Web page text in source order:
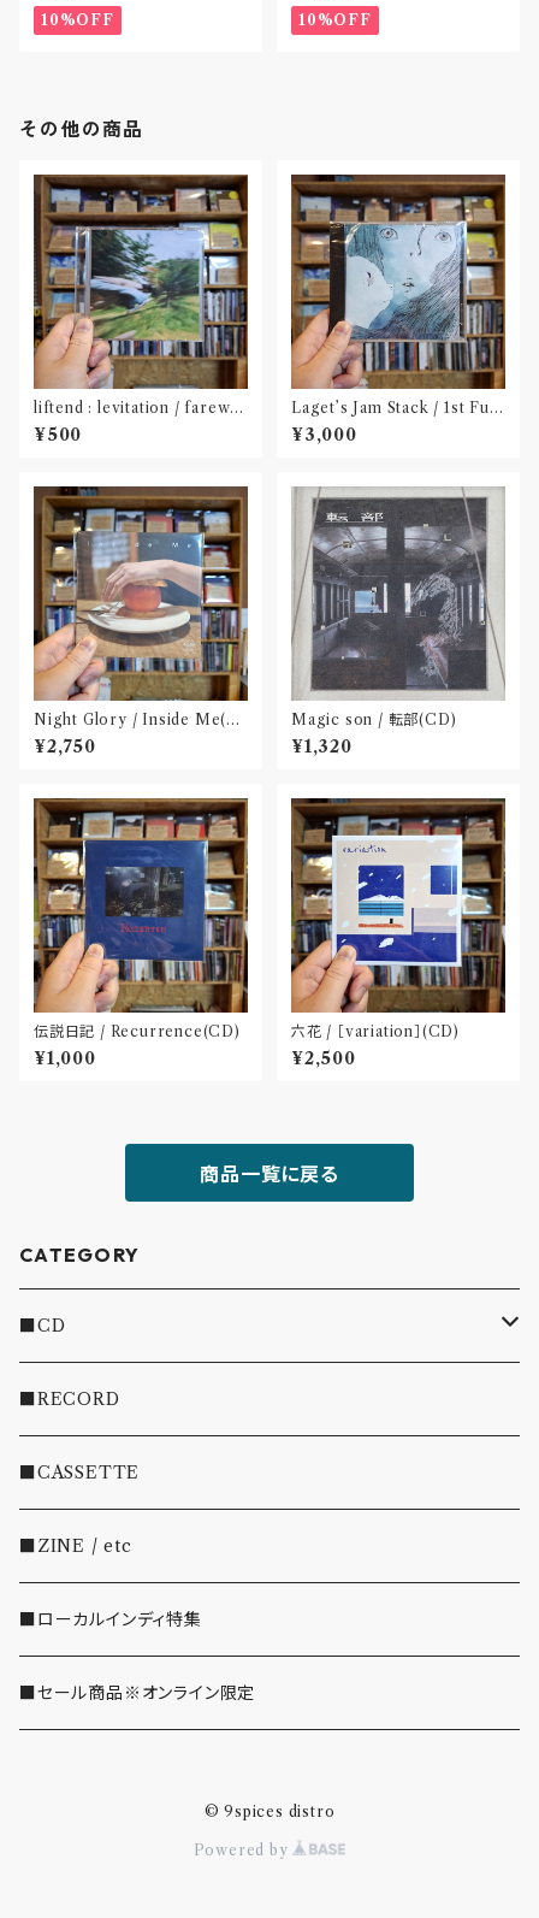
10%OFF 10%OFF
その他の商品
liftend : levitation / farewel
l (CD-R)〝新潟〟
¥500
Laget’s Jam Stack / 1st Full
Album『有限の中の永遠』(CD)
¥3,000
Night Glory / Inside Me(C
D)〝名古屋〟
¥2,750
Magic son / 転部(CD)
¥1,320
伝説日記 / Recurrence(CD)
¥1,000
六花 / ［variation］(CD)
¥2,500
商品一覧に戻る
CATEGORY
■CD
・INDIE
・EMO/PUNK/POST HC
・SHOEGAZE/DREAMPOP/POST ROCK
・OTHER(LOUD/JUNK/RAP/ etc...)
■RECORD
■CASSETTE
■ZINE / etc
■ローカルインディ特集
■セール商品※オンライン限定
© 9spices distro
Powered by